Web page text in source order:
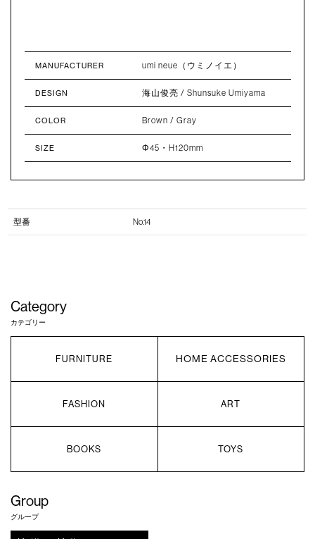
MANUFACTURER umi neue（ウミノイエ）
DESIGN 海山俊亮 / Shunsuke Umiyama
COLOR Brown / Gray
SIZE Φ45・H120mm
型番 No.14
Category
カテゴリー
FURNITURE HOME ACCESSORIES
FASHION ART
BOOKS TOYS
Group
グループ